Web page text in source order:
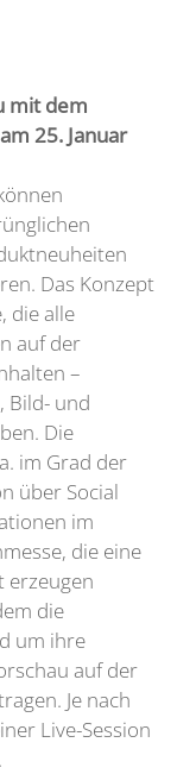
mit dem
25. Januar
Das Konzept
die alle
auf der
–
Bild- und
Die
im Grad der
über Social
im
die eine
erzeugen
die
um ihre
auf der
Je nach
Live-Session